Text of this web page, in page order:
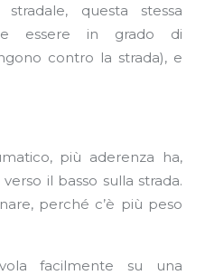
stradale, questa stessa
essere in grado di
contro la strada), e
più aderenza ha,
il basso sulla strada.
perché c’è più peso
facilmente su una